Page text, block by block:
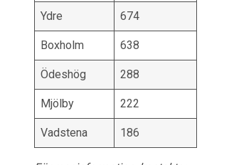
Ydre 674
Boxholm 638
Ödeshög 288
Mjölby 222
Vadstena 186